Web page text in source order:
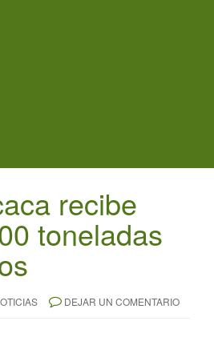
recibe
toneladas
DEJAR UN COMENTARIO